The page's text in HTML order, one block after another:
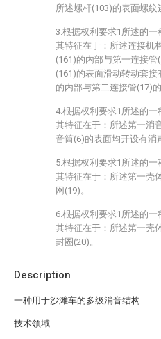
Description
一种用于沙滩车的多级消音结构
技术领域
所述螺杆(103)的表面螺纹
3.根据权利要求1所述的一
其特征在于：所述连接机
(161)的内部与第一连接
(161)的表面滑动转动套
的内部与第二连接管(17)
4.根据权利要求1所述的一
其特征在于：所述第一消
音筒(6)的表面均开设有消
5.根据权利要求1所述的一
其特征在于：所述第一壳
网(19)。
6.根据权利要求1所述的一
其特征在于：所述第一壳
封圈(20)。